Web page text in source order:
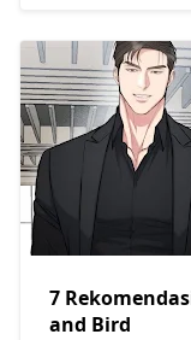
7
and Bird